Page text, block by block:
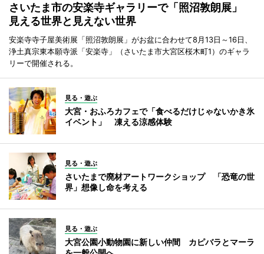
さいたま市の安楽寺ギャラリーで「照沼敦朗展」
見える世界と見えない世界
安楽寺寺子屋美術展「照沼敦朗展」がお盆に合わせて8月13日～16日、
浄土真宗東本願寺派「安楽寺」（さいたま市大宮区桜木町1）のギャラ
リーで開催される。
見る・遊ぶ
大宮・おふろカフェで「食べるだけじゃないかき氷
イベント」 凍える涼感体験
見る・遊ぶ
さいたまで廃材アートワークショップ 「恐竜の世
界」想像し命を考える
見る・遊ぶ
大宮公園小動物園に新しい仲間 カピバラとマーラ